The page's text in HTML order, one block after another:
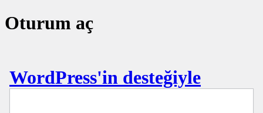
Oturum aç
WordPress'in desteğiyle